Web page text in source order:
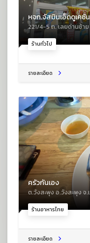
ร้านทั่วไป
หจก.จัสมินเอ็ดดูเคชั่
221/4-5 ถ. เลยด่านซ้า
รายละเอียด
ร้านอาหารไทย
ครัวกันเอง
ต.วังสะพุง อ.วังสะพุง จ.
รายละเอียด